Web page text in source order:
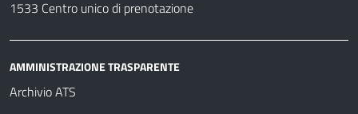
1533 Centro unico di prenotazione
AMMINISTRAZIONE TRASPARENTE
Archivio ATS